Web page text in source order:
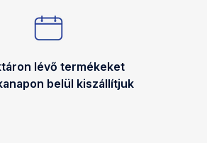
lévő termékeket
belül kiszállítjuk